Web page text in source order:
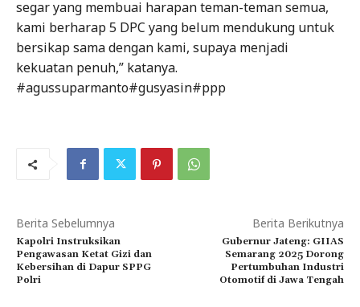
segar yang membuai harapan teman-teman semua,
kami berharap 5 DPC yang belum mendukung untuk
bersikap sama dengan kami, supaya menjadi
kekuatan penuh,” katanya.
#agussuparmanto#gusyasin#ppp
Berita Sebelumnya
Kapolri Instruksikan
Pengawasan Ketat Gizi dan
Kebersihan di Dapur SPPG
Polri
Berita Berikutnya
Gubernur Jateng: GIIAS
Semarang 2025 Dorong
Pertumbuhan Industri
Otomotif di Jawa Tengah